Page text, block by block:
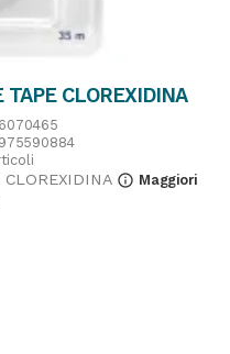
CLOREXIDINA
975590884
CLOREXIDINA info_outline Maggiori